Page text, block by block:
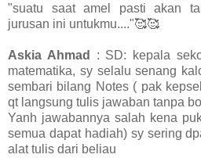
"suatu saat amel pasti akan
jurusan ini untukmu...."🥰🥰
Askia Ahmad
: SD: kepala
matematika, sy selalu senang
sembari bilang Notes ( pak
qt langsung tulis jawaban tanpa
Yanh jawabannya salah kena
semua dapat hadiah) sy sering
alat tulis dari beliau